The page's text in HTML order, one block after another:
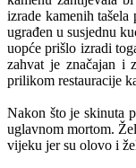
izrade kamenih
ugrađen u susjednu
uopće prišlo izradi
zahvat je značajan i
prilikom restauracije
Nakon što je skinuta
uglavnom mortom.
vijeku jer su olovo i